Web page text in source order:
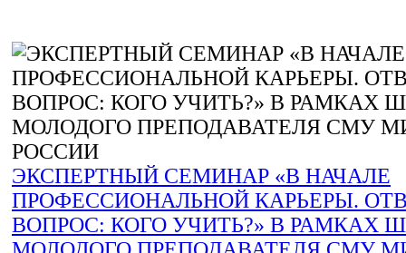
ЭКСПЕРТНЫЙ СЕМИНАР «В НАЧАЛЕ
ПРОФЕССИОНАЛЬНОЙ КАРЬЕРЫ.
ВОПРОС: КОГО УЧИТЬ?» В РАМКАХ